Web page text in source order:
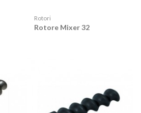
Rotori
Rotore Mixer 32